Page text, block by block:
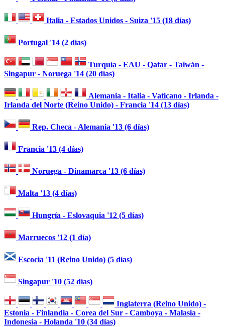
Italia - Estados Unidos - Suiza '15 (18 días)
Portugal '14 (2 días)
Turquía - EAU - Qatar - Taiwán -
Singapur - Noruega '14 (20 días)
Alemania - Italia - Vaticano - Irlanda -
Irlanda del Norte (Reino Unido) - Francia '14 (13 días)
Rep. Checa - Alemania '13 (6 días)
Francia '13 (4 días)
Noruega - Dinamarca '13 (6 días)
Malta '13 (4 días)
Hungría - Eslovaquia '12 (5 días)
Marruecos '12 (1 día)
Escocia '11 (Reino Unido) (5 días)
Singapur '10 (52 días)
Inglaterra (Reino Unido) -
Estonia - Finlandia - Corea del Sur - Camboya - Malasia -
Indonesia - Holanda '10 (34 días)